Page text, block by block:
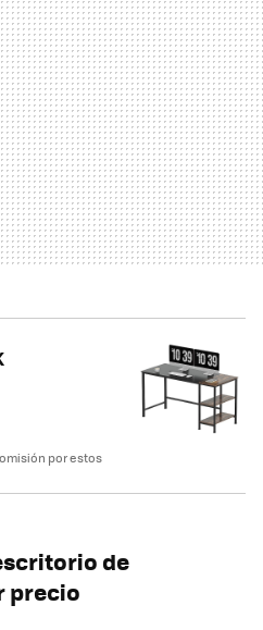
por estos
de
precio